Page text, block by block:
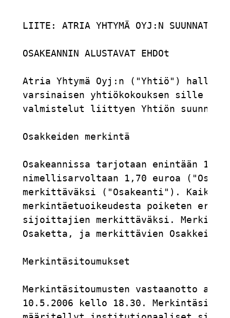
LIITE: ATRIA YHTYMÄ OYJ:N SUUNNATTU
OSAKEANNIN ALUSTAVAT EHDOt
Atria Yhtymä Oyj:n ("Yhtiö") hallitus
varsinaisen yhtiökokouksen sille
valmistelut liittyen Yhtiön
Osakkeiden merkintä
Osakeannissa tarjotaan enintään
nimellisarvoltaan 1,70 euroa
merkittäväksi ("Osakeanti"). Kaikki
merkintäetuoikeudesta poiketen
sijoittajien merkittäväksi.
Osaketta, ja merkittävien
Merkintäsitoumukset
Merkintäsitoumusten vastaanotto
10.5.2006 kello 18.30.